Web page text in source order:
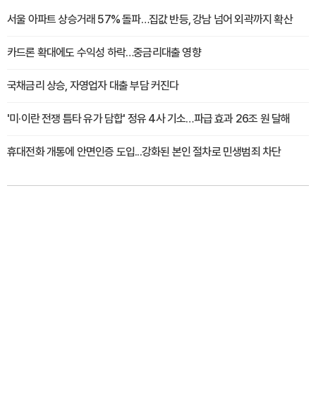
서울 아파트 상승거래 57% 돌파…집값 반등, 강남 넘어 외곽까지 확산
카드론 확대에도 수익성 하락…중금리대출 영향
국채금리 상승, 자영업자 대출 부담 커진다
'미·이란 전쟁 틈타 유가 담합' 정유 4사 기소…파급 효과 26조 원 달해
휴대전화 개통에 안면인증 도입...강화된 본인 절차로 민생범죄 차단